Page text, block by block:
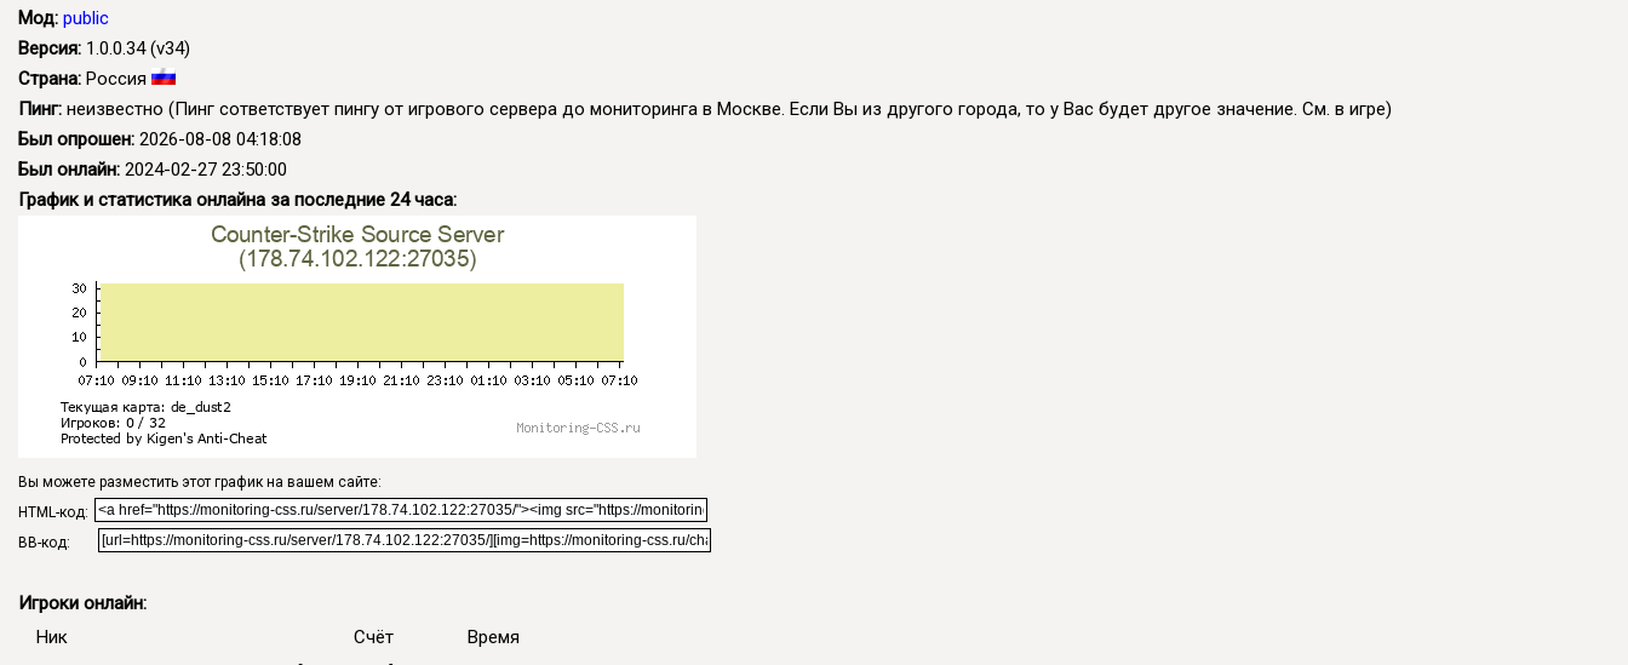
Мод: public
Версия: 1.0.0.34 (v34)
Страна: Россия
Пинг: неизвестно (Пинг сответствует пингу от игрового сервера до мониторинга в Москве. Если Вы из другого города, то у Вас будет другое значение. См. в игре)
Был опрошен: 2026-08-08 04:18:08
Был онлайн: 2024-02-27 23:50:00
График и статистика онлайна за последние 24 часа:
Вы можете разместить этот график на вашем сайте:
HTML-код:
BB-код:
Игроки онлайн:
Ник
Счёт
Время